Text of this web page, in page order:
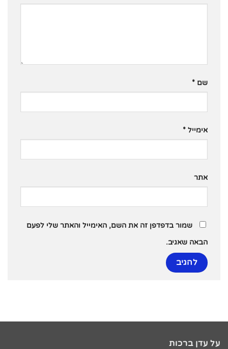
שם *
אימייל *
אתר
שמור בדפדפן זה את השם, האימייל והאתר שלי לפעם
הבאה שאגיב.
על עדן ברכות